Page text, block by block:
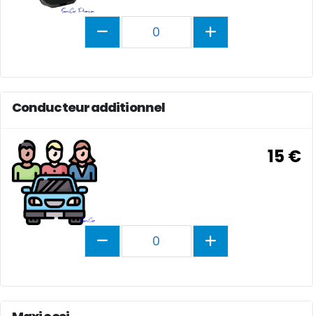
0
Conducteur additionnel
15 €
0